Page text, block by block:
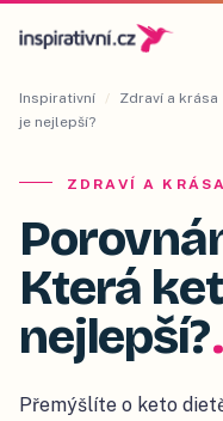
Inspirativní / Zdraví a krása
je nejlepší?
ZDRAVÍ A KRÁSA
Která
nejlepší?.
Přemýšlíte o keto